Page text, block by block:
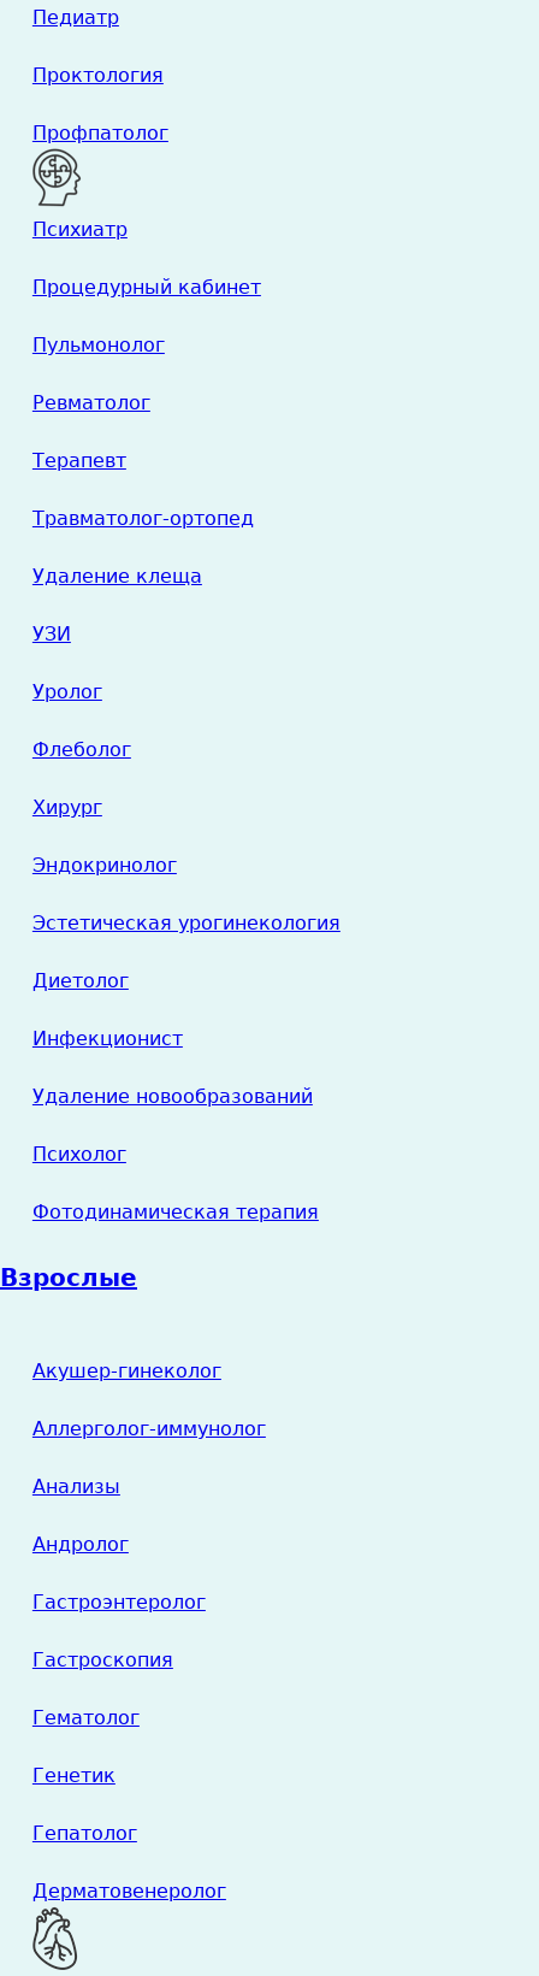
Педиатр
Проктология
Профпатолог
Психиатр
Процедурный кабинет
Пульмонолог
Ревматолог
Терапевт
Травматолог-ортопед
Удаление клеща
УЗИ
Уролог
Флеболог
Хирург
Эндокринолог
Эстетическая урогинекология
Диетолог
Инфекционист
Удаление новообразований
Психолог
Фотодинамическая терапия
Взрослые
Акушер-гинеколог
Аллерголог-иммунолог
Анализы
Андролог
Гастроэнтеролог
Гастроскопия
Гематолог
Генетик
Гепатолог
Дерматовенеролог